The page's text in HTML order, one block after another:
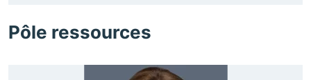
Pôle ressources